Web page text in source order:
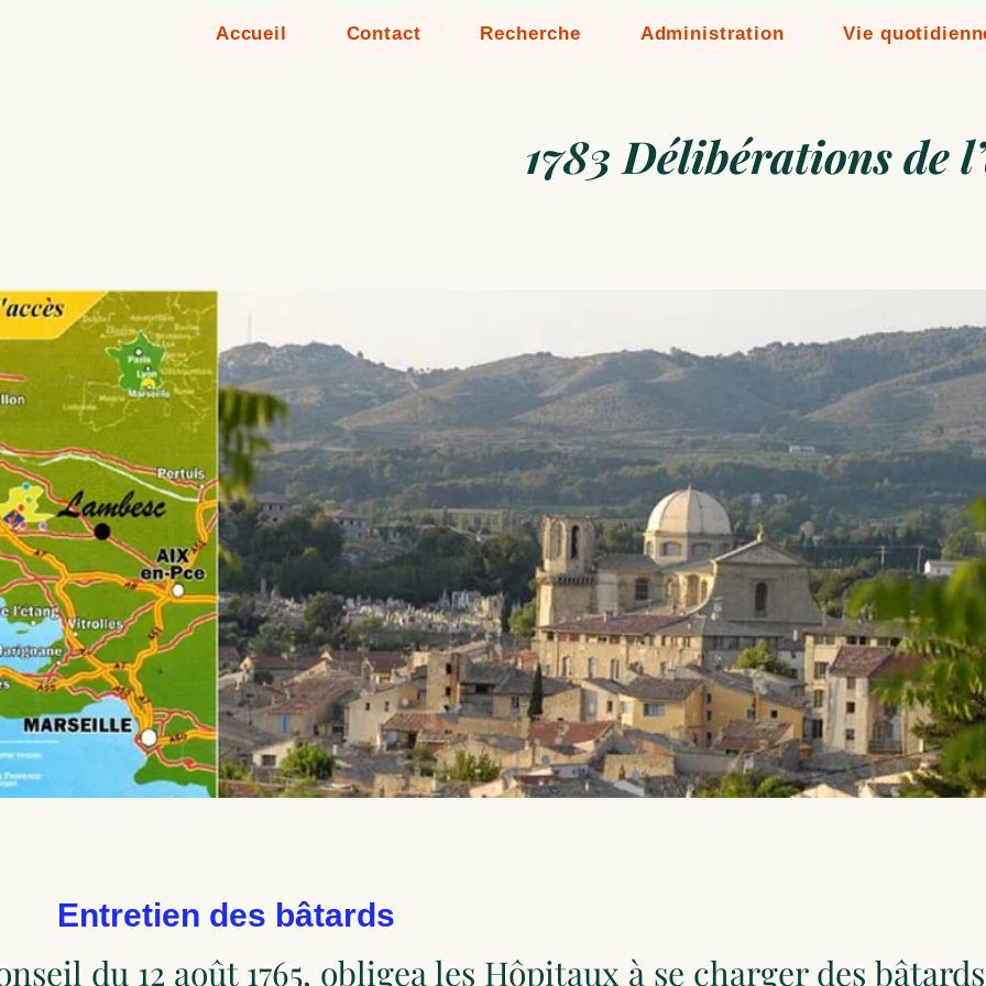
Accueil Contact Recherche Administration Vie
1783 Délibérations de
Entretien des bâtards
du 12 août 1765, obligea les Hôpitaux à se charger des